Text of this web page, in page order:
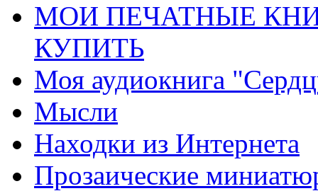
МОИ ПЕЧАТНЫЕ
КУПИТЬ
Моя аудиокнига
Мысли
Находки из Интернета
Прозаические